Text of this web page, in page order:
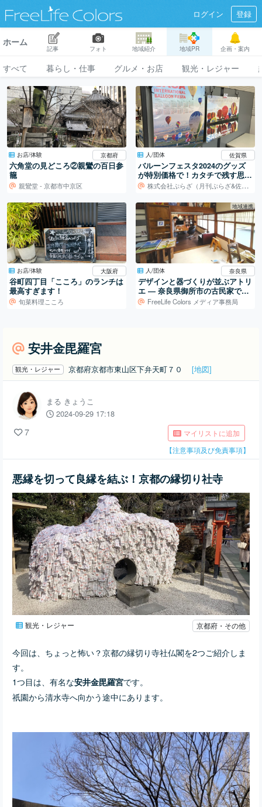
ログイン 登録
ホーム
記事 フォト 地域紹介 地域PR 企画・案内
すべて 暮らし・仕事 グルメ・お店 観光・レジャー
お店/体験 京都府
六角堂の見どころ②親鸞の百日参
籠
親鸞堂 - 京都市中京区
人/団体 佐賀県
バルーンフェスタ2024のグッズ
が特別価格で！カタチで残す思い
出を。
株式会社ぷらざ（月刊ぷらざ&佐賀りあん事務局）
お店/体験 大阪府
谷町四丁目「こころ」のランチは
最高すぎます！
旬菜料理こころ
地域連携
人/団体 奈良県
デザインと器づくりが並ぶアトリ
エ ― 奈良県御所市の古民家での
活動FreeLife Colors メディア事務局
安井金毘羅宮
観光・レジャー 京都府京都市東山区下弁天町７０ [地図]
まる きょうこ
2024-09-29 17:18
7
マイリストに追加
【注意事項及び免責事項】
悪縁を切って良縁を結ぶ！京都の縁切り社寺
観光・レジャー 京都府・その他
今回は、ちょっと怖い？京都の縁切り寺社仏閣を2つご紹介しま
す。
1つ目は、有名な安井金毘羅宮です。
祇園から清水寺へ向かう途中にあります。